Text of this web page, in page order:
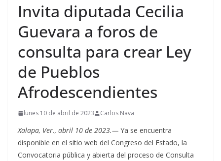
Invita diputada Cecilia
Guevara a foros de
consulta para crear Ley
de Pueblos
Afrodescendientes
lunes 10 de abril de 2023 Carlos Nava
Xalapa, Ver., abril 10 de 2023.— Ya se encuentra
disponible en el sitio web del Congreso del Estado, la
Convocatoria pública y abierta del proceso de Consulta